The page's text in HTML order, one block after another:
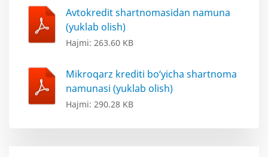
Avtokredit shartnomasidan namuna
(yuklab olish)
Hajmi: 263.60 KB
Mikroqarz krediti bo‘yicha shartnoma
namunasi (yuklab olish)
Hajmi: 290.28 KB